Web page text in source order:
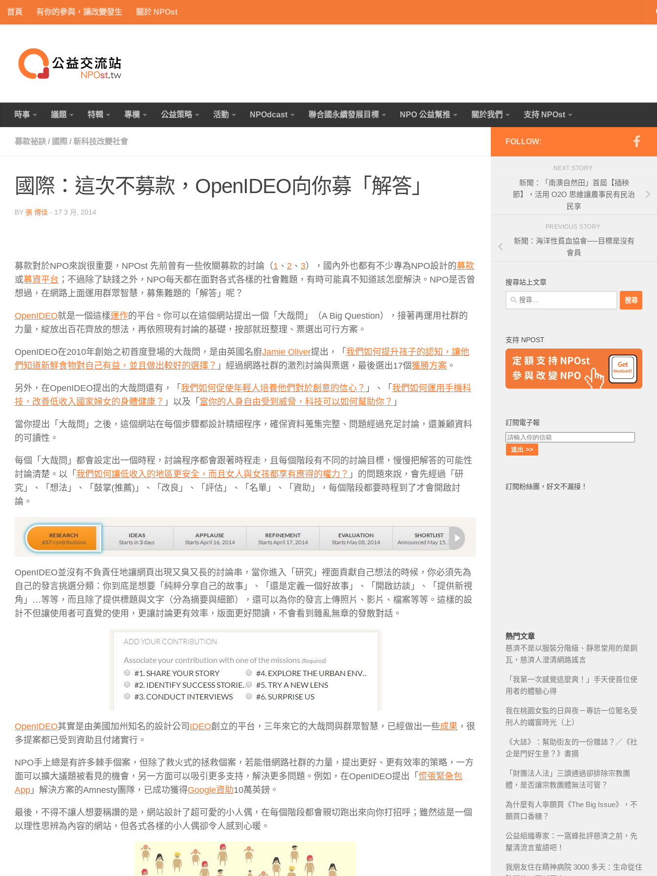
Skip to content
首頁 有你的參與，讓改變發生 關於 NPOst
時事 議題 特輯 專欄 公益策略 活動 NPOdcast 聯合國永續發展目標 NPO 公益幫推 關於我們 支持 NPOst
募款祕訣 / 國際 / 新科技改變社會
國際：這次不募款，OpenIDEO向你募「解答」
BY 張 傳佳 · 17 3 月, 2014
募款對於NPO來說很重要，NPOst 先前曾有一些攸關募款的討論（1 、 2 、 3），國內外也都有不少專為NPO設計的募款
或募資平台 ；不過除了缺錢之外，NPO每天都在面對各式各樣的社會難題，有時可能真不知道該怎麼解決。NPO是否曾
想過，在網路上面運用群眾智慧，募集難題的「解答」呢？
OpenIDEO就是一個這樣運作的平台。你可以在這個網站提出一個「大哉問」（A Big Question），接著再運用社群的
力量，綻放出百花齊放的想法，再依照現有討論的基礎，按部就班整理、票選出可行方案。
OpenIDEO在2010年創始之初首度登場的大哉問，是由英國名廚Jamie Oliver提出，「 我們如何提升孩子的認知，讓他
們知道新鮮食物對自己有益，並且做出較好的選擇？ 」經過網路社群的激烈討論與票選，最後選出17個獲勝方案 。
另外，在OpenIDEO提出的大哉問還有，「 我們如何促使年輕人培養他們對於創意的信心？ 」、「 我們如何運用手機科
技，改善低收入國家婦女的身體健康？ 」以及「 當你的人身自由受到威脅，科技可以如何幫助你？ 」
當你提出「大哉問」之後，這個網站在每個步驟都設計精細程序，確保資料蒐集完整、問題經過充足討論，還兼顧資料
的可讀性。
每個「大哉問」都會設定出一個時程，討論程序都會跟著時程走，且每個階段有不同的討論目標，慢慢把解答的可能性
討論清楚。以「 我們如何讓低收入的地區更安全，而且女人與女孩都享有應得的權力？ 」的問題來說，會先經過「研
究」、「想法」、「鼓掌(推薦)」、「改良」、「評估」、「名單」、「資助」，每個階段都要時程到了才會開啟討
論。
OpenIDEO並沒有不負責任地讓網頁出現又臭又長的討論串，當你進入「研究」裡面貢獻自己想法的時候，你必須先為
自己的發言挑選分類：你到底是想要「純粹分享自己的故事」、「還是定義一個好故事」、「開啟訪談」、「提供新視
角」…等等，而且除了提供標題與文字（分為摘要與細節），還可以為你的發言上傳照片、影片、檔案等等。這樣的設
計不但讓使用者可直覺的使用，更讓討論更有效率，版面更好閱讀，不會看到雜亂無章的發散對話。
OpenIDEO其實是由美國加州知名的設計公司 IDEO創立的平台，三年來它的大哉問與群眾智慧，已經做出一些成果 ，很
多提案都已受到資助且付諸實行。
NPO手上總是有許多棘手個案，但除了救火式的拯救個案，若能借網路社群的力量，提出更好、更有效率的策略，一方
面可以擴大議題被看見的機會，另一方面可以吸引更多支持，解決更多問題。例如，在OpenIDEO提出「 慌張緊急包
App 」解決方案的Amnesty團隊，已成功獲得Google資助10萬英鎊。
最後，不得不讓人想要稱讚的是，網站設計了超可愛的小人偶，在每個階段都會親切跑出來向你打招呼；雖然這是一個
以理性思辨為內容的網站，但各式各樣的小人偶卻令人感到心暖。
FOLLOW:
NEXT STORY
新聞：「南澳自然田」首屆【插秧
節】，活用 O2O 思維讓農事民有民治
民享
PREVIOUS STORY
新聞：海洋性貧血協會──目標是沒有
會員
搜尋站上文章
搜
尋
字:
支持 NPOST
訂閱電子報
訂閱粉絲團，好文不漏接！
熱門文章
慈濟不是以服裝分階級、靜思堂用的是銅
瓦，慈濟人澄清網路謠言
「我第一次感覺這麼爽！」手天使首位使
用者的體驗心得
我在桃園女監的日與夜－專訪一位匿名受
刑人的鐵窗時光（上）
《大誌》：幫助街友的一份雜誌？／《社
企是門好生意？》書摘
「財團法人法」三讀通過卻排除宗教團
體，是否讓宗教團體無法可管？
為什麼有人寧願買《The Big Issue》，不
願買口香糖？
公益組織專家：一窩蜂批評慈濟之前，先
釐清流言蜚語吧！
我朋友住在精神病院 3000 多天：生命從住